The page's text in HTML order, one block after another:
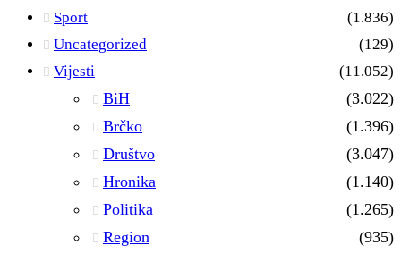
Sport
(1.836)
Uncategorized
(129)
Vijesti
(11.052)
BiH
(3.022)
Brčko
(1.396)
Društvo
(3.047)
Hronika
(1.140)
Politika
(1.265)
Region
(935)